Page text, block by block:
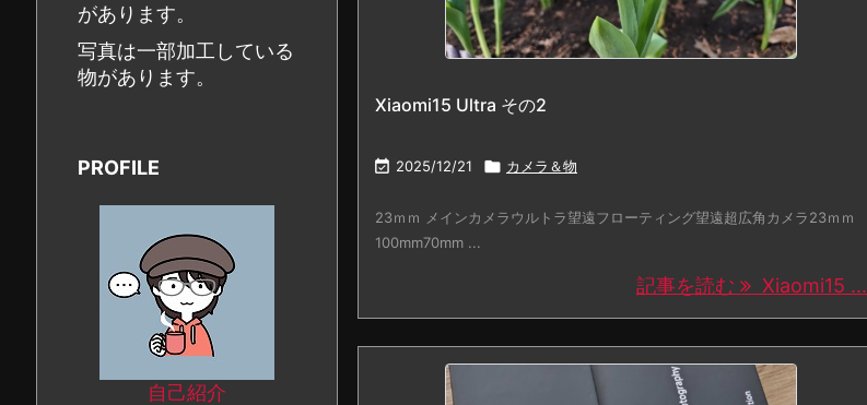
Xiaomi15 Ultra その2
 2025/12/21  カメラ＆物
23ｍｍ メインカメラウルトラ望遠フローティング望遠超広角カメラ23ｍｍ
100mm70mm ...
記事を読む Xiaomi15 ...
があります。
写真は一部加工している
物があります。
PROFILE
自己紹介